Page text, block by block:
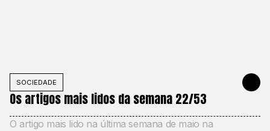
SOCIEDADE MAY 31,
Os artigos mais lidos da semana 22/53
O artigo mais lido na última semana de maio na